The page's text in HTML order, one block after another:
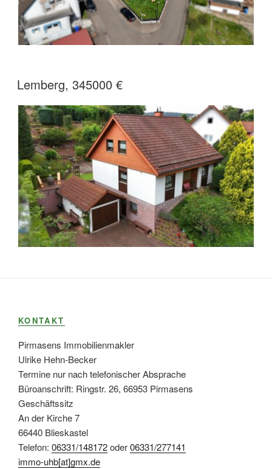
Lemberg, 345000 €
KONTAKT
Pirmasens Immobilienmakler
Ulrike Hehn-Becker
Termine nur nach telefonischer Absprache
Büroanschrift: Ringstr. 26, 66953 Pirmasens
Geschäftssitz
An der Kirche 7
66440 Blieskastel
Telefon: 06331/148172oder06331/277141
immo-uhb[at]gmx.de